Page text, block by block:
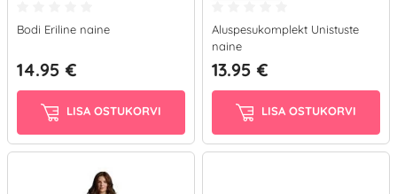
Bodi Eriline naine
14.95 €
LISA OSTUKORVI
Aluspesukomplekt Unistuste
naine
13.95 €
LISA OSTUKORVI